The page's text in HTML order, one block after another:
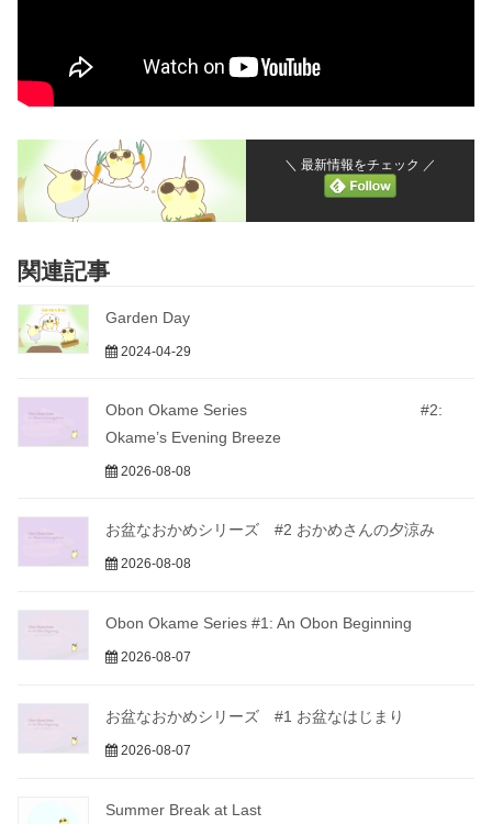
＼ 最新情報をチェック ／
関連記事
Garden Day
2024-04-29
Obon Okame Series #2:
Okame’s Evening Breeze
2026-08-08
お盆なおかめシリーズ #2 おかめさんの夕涼み
2026-08-08
Obon Okame Series #1: An Obon Beginning
2026-08-07
お盆なおかめシリーズ #1 お盆なはじまり
2026-08-07
Summer Break at Last